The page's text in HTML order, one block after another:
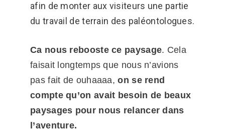
afin de monter aux visiteurs une partie
du travail de terrain des paléontologues.
Ca nous rebooste ce paysage. Cela
faisait longtemps que nous n’avions
pas fait de ouhaaaa,on se rend
compte qu’on avait besoin de beaux
paysages pour nous relancer dans
l’aventure.